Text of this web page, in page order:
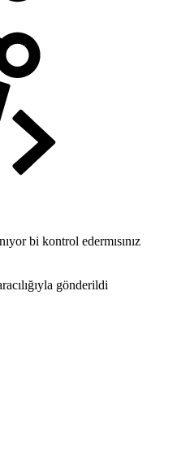
bi kontrol edermısınız
gönderildi